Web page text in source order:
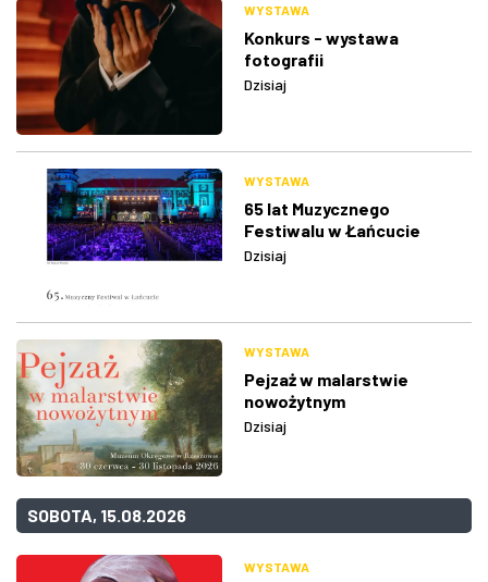
WYSTAWA
Konkurs - wystawa
fotografii
Dzisiaj
WYSTAWA
65 lat Muzycznego
Festiwalu w Łańcucie
Dzisiaj
WYSTAWA
Pejzaż w malarstwie
nowożytnym
Dzisiaj
SOBOTA, 15.08.2026
WYSTAWA